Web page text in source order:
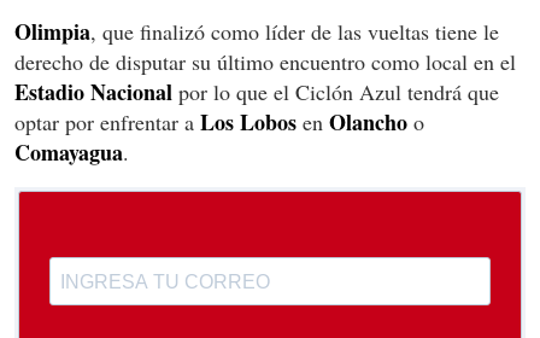
Olimpia, que finalizó como líder de las vueltas tiene le
derecho de disputar su último encuentro como local en el
Estadio Nacional por lo que el Ciclón Azul tendrá que
optar por enfrentar a Los Lobos en Olancho o
Comayagua.